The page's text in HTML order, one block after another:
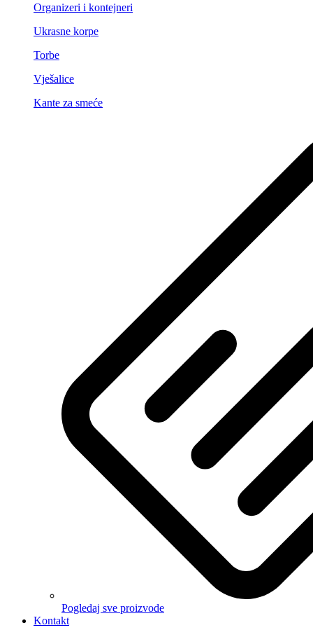
Organizeri i kontejneri
Ukrasne korpe
Torbe
Vješalice
Kante za smeće
Pogledaj sve proizvode
Kontakt